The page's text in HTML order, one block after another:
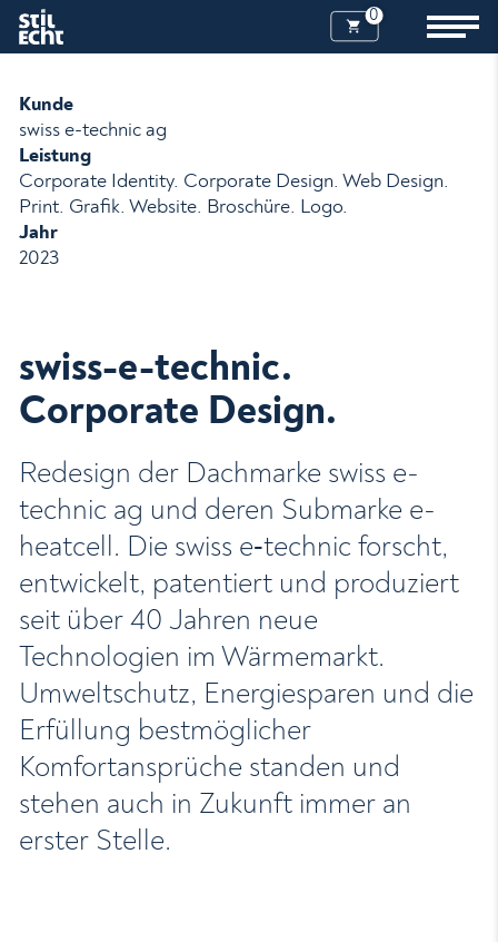
0
Kunde
swiss e-technic ag
Leistung
Corporate Identity. Corporate Design. Web Design.
Print. Grafik. Website. Broschüre. Logo.
Jahr
2023
swiss-e-technic.
Corporate Design.
Redesign der Dachmarke swiss e-
technic ag und deren Submarke e-
heatcell. Die swiss e‑technic forscht,
entwickelt, patentiert und produziert
seit über 40 Jahren neue
Technologien im Wärmemarkt.
Umweltschutz, Energiesparen und die
Erfüllung bestmöglicher
Komfortansprüche standen und
stehen auch in Zukunft immer an
erster Stelle.